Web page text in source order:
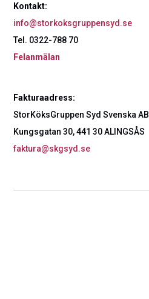
Kontakt:
info@storkoksgruppensyd.se
Tel. 0322-788 70
Felanmälan
Fakturaadress:
StorKöksGruppen Syd Svenska AB
Kungsgatan 30, 441 30 ALINGSÅS
faktura@skgsyd.se